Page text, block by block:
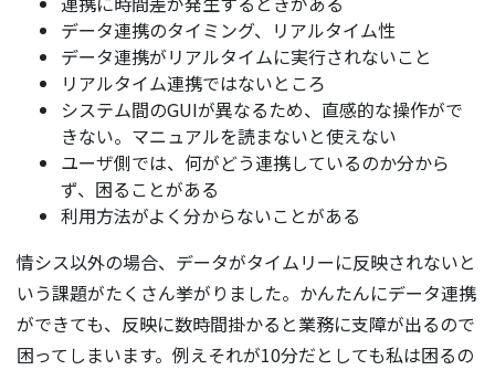
データ連携のタイミング、リアルタイム性
データ連携がリアルタイムに実行されないこと
リアルタイム連携ではないところ
システム間のGUIが異なるため、直感的な操作がで
きない。マニュアルを読まないと使えない
ユーザ側では、何がどう連携しているのか分から
ず、困ることがある
利用方法がよく分からないことがある
情シス以外の場合、データがタイムリーに反映されないと
いう課題がたくさん挙がりました。かんたんにデータ連携
ができても、反映に数時間掛かると業務に支障が出るので
困ってしまいます。例えそれが10分だとしても私は困るの